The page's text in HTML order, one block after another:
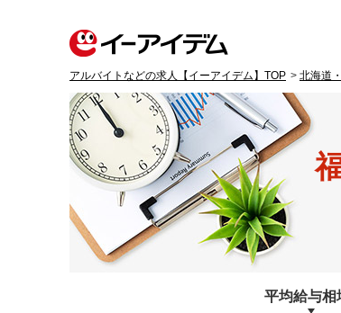
アルバイトなどの求人【イーアイデム】TOP 北海道
平均給与相